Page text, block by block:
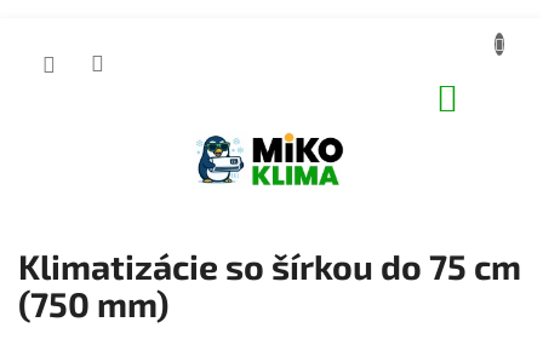
Klimatizácie so šírkou do 75 cm
(750 mm)